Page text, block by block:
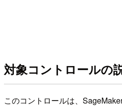
対象コントロールの
このコントロールは、